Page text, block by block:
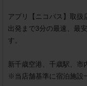
アプリ【ニコパス】取扱
出発まで3分の最速、最
す。
新千歳空港、千歳駅、市
※当店舗基準に宿泊施設